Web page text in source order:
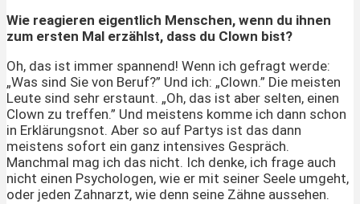
Wie reagieren eigentlich Menschen, wenn du ihnen
zum ersten Mal erzählst, dass du Clown bist?
Oh, das ist immer spannend! Wenn ich gefragt werde:
„Was sind Sie von Beruf?” Und ich: „Clown.” Die meisten
Leute sind sehr erstaunt. „Oh, das ist aber selten, einen
Clown zu treffen.” Und meistens komme ich dann schon
in Erklärungsnot. Aber so auf Partys ist das dann
meistens sofort ein ganz intensives Gespräch.
Manchmal mag ich das nicht. Ich denke, ich frage auch
nicht einen Psychologen, wie er mit seiner Seele umgeht,
oder jeden Zahnarzt, wie denn seine Zähne aussehen.